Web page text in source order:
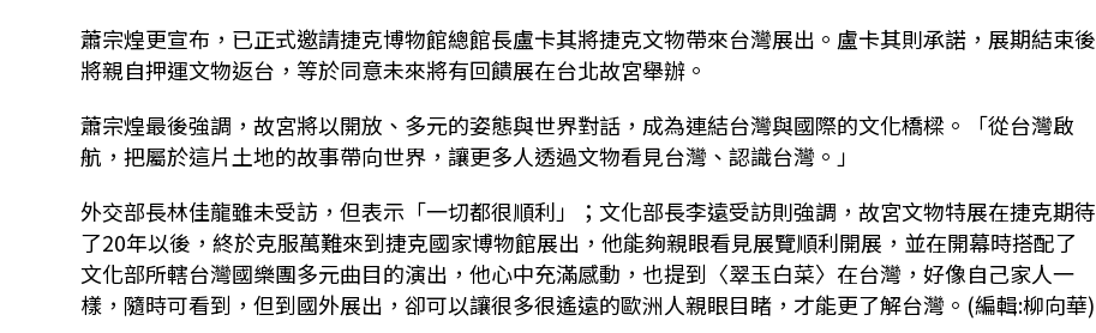
蕭宗煌更宣布，已正式邀請捷克博物館總館長盧卡其將捷克文物帶來台灣展出。盧卡其則承諾，展期結束後
將親自押運文物返台，等於同意未來將有回饋展在台北故宮舉辦。
蕭宗煌最後強調，故宮將以開放、多元的姿態與世界對話，成為連結台灣與國際的文化橋樑。「從台灣啟
航，把屬於這片土地的故事帶向世界，讓更多人透過文物看見台灣、認識台灣。」
外交部長林佳龍雖未受訪，但表示「一切都很順利」；文化部長李遠受訪則強調，故宮文物特展在捷克期待
了20年以後，終於克服萬難來到捷克國家博物館展出，他能夠親眼看見展覽順利開展，並在開幕時搭配了
文化部所轄台灣國樂團多元曲目的演出，他心中充滿感動，也提到〈翠玉白菜〉在台灣，好像自己家人一
樣，隨時可看到，但到國外展出，卻可以讓很多很遙遠的歐洲人親眼目睹，才能更了解台灣。(編輯:柳向華)